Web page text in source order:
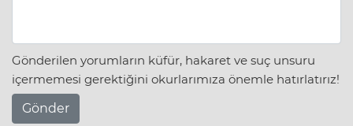
Gönderilen yorumların küfür, hakaret ve suç unsuru
içermemesi gerektiğini okurlarımıza önemle hatırlatırız!
Gönder